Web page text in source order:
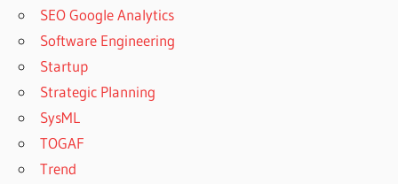
SEO Google Analytics
Software Engineering
Startup
Strategic Planning
SysML
TOGAF
Trend